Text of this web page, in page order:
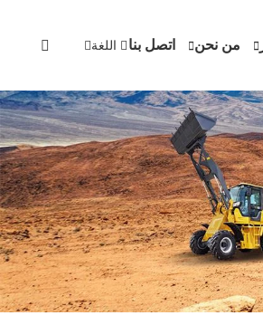
من نحن اتصل بنا
اللغة